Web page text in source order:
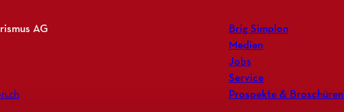
AG
Brig Simplon
Medien
Jobs
Service
Prospekte & Broschüren